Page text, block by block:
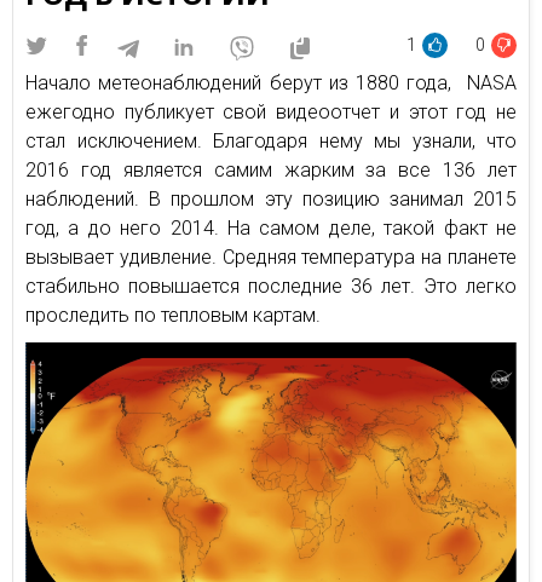
1 0
Начало метеонаблюдений берут из 1880 года, NASA
ежегодно публикует свой видеоотчет и этот год не
стал исключением. Благодаря нему мы узнали, что
2016 год является самим жарким за все 136 лет
наблюдений. В прошлом эту позицию занимал 2015
год, а до него 2014. На самом деле, такой факт не
вызывает удивление. Средняя температура на планете
стабильно повышается последние 36 лет. Это легко
проследить по тепловым картам.